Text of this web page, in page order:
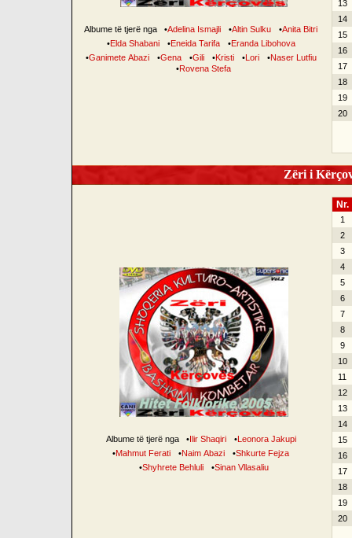
Albume të tjerë nga •Adelina Ismajli •Altin Sulku •Anita Bitri
•Elda Shabani •Eneida Tarifa •Eranda Libohova
•Ganimete Abazi •Gena •Gili •Kristi •Lori •Naser Lutfiu
•Rovena Stefa
13
14
15
16
17
18
19
20
Zëri i
Albume të tjerë nga •Ilir Shaqiri •Leonora Jakupi
•Mahmut Ferati •Naim Abazi •Shkurte Fejza
•Shyhrete Behluli •Sinan Vllasaliu
Nr.
1
2
3
4
5
6
7
8
9
10
11
12
13
14
15
16
17
18
19
20